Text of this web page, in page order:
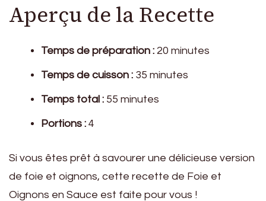
Aperçu de la Recette
Temps de préparation : 20 minutes
Temps de cuisson : 35 minutes
Temps total : 55 minutes
Portions : 4
Si vous êtes prêt à savourer une délicieuse version
de foie et oignons, cette recette de Foie et
Oignons en Sauce est faite pour vous !